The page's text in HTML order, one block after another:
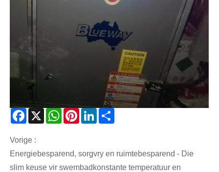
Facebook
X WhatsAppPinterestLinkedIn
Vorige :
Energiebesparend, sorgvry en ruimtebesparend - Die
slim keuse vir swembadkonstante temperatuur en